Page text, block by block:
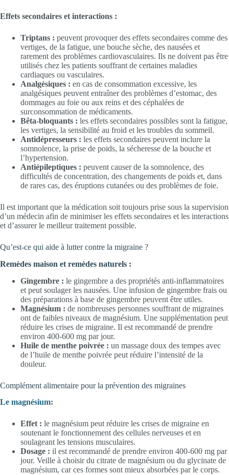
Effets secondaires et interactions :
Triptans : peuvent provoquer des effets secondaires comme des
vertiges, de la fatigue, une bouche sèche, des nausées et
rarement des problèmes cardiovasculaires. Ils ne doivent pas être
utilisés chez les patients souffrant de certaines maladies
cardiaques ou vasculaires.
Analgésiques : en cas de consommation excessive, les
analgésiques peuvent entraîner des problèmes d’estomac, des
dommages au foie ou aux reins et des céphalées de
surconsommation de médicaments.
Bêta-bloquants : les effets secondaires possibles sont la fatigue,
les vertiges, la sensibilité au froid et les troubles du sommeil.
Antidépresseurs : les effets secondaires peuvent inclure la
somnolence, la prise de poids, la sécheresse de la bouche et
l’hypertension.
Antiépileptiques : peuvent causer de la somnolence, des
difficultés de concentration, des changements de poids et, dans
de rares cas, des éruptions cutanées ou des problèmes de foie.
Il est important que la médication soit toujours prise sous la supervision
d’un médecin afin de minimiser les effets secondaires et les interactions
et d’assurer le meilleur traitement possible.
Qu’est-ce qui aide à lutter contre la migraine ?
Remèdes maison et remèdes naturels :
Gingembre : le gingembre a des propriétés anti-inflammatoires
et peut soulager les nausées. Une infusion de gingembre frais ou
des préparations à base de gingembre peuvent être utiles.
Magnésium : de nombreuses personnes souffrant de migraines
ont de faibles niveaux de magnésium. Une supplémentation peut
réduire les crises de migraine. Il est recommandé de prendre
environ 400-600 mg par jour.
Huile de menthe poivrée : un massage doux des tempes avec
de l’huile de menthe poivrée peut réduire l’intensité de la
douleur.
Complément alimentaire pour la prévention des migraines
Le magnésium:
Effet : le magnésium peut réduire les crises de migraine en
soutenant le fonctionnement des cellules nerveuses et en
soulageant les tensions musculaires.
Dosage : il est recommandé de prendre environ 400-600 mg par
jour. Veille à choisir du citrate de magnésium ou du glycinate de
magnésium, car ces formes sont mieux absorbées par le corps.